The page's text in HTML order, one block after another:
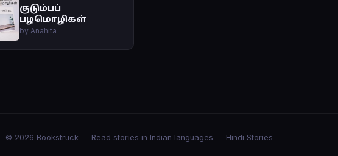
குடும்பப்
பழமொழிகள்
by Anahita
© 2026 Bookstruck — Read stories in Indian languages — Hindi Stories